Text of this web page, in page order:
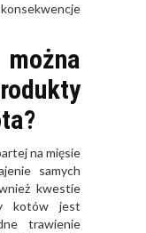
na mięsie
samych
kwestie
kotów jest
trawienie